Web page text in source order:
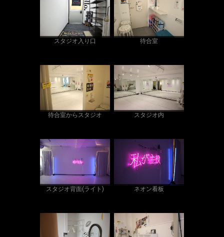
スタジオ入り口 待合室
待合室からスタジオ スタジオ内
スタジオ背面(ライト) ネオン看板